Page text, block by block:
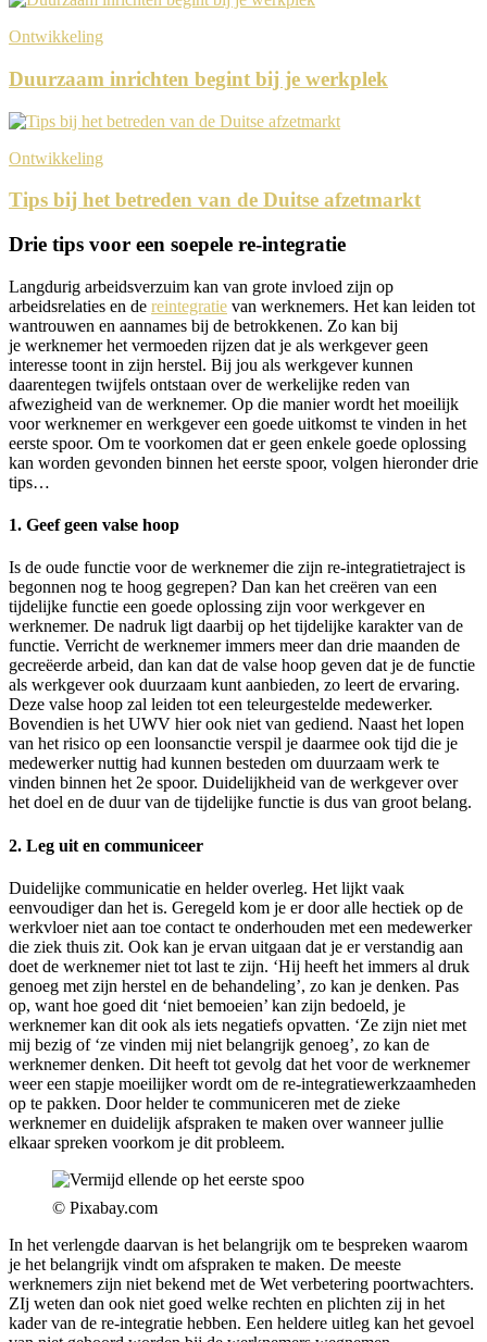
Ontwikkeling
Duurzaam inrichten begint bij je werkplek
Ontwikkeling
Tips bij het betreden van de Duitse afzetmarkt
Drie tips voor een soepele re-integratie
Langdurig arbeidsverzuim kan van grote invloed zijn op
arbeidsrelaties en de reintegratie van werknemers. Het kan leiden tot
wantrouwen en aannames bij de betrokkenen. Zo kan bij
je werknemer het vermoeden rijzen dat je als werkgever geen
interesse toont in zijn herstel. Bij jou als werkgever kunnen
daarentegen twijfels ontstaan over de werkelijke reden van
afwezigheid van de werknemer. Op die manier wordt het moeilijk
voor werknemer en werkgever een goede uitkomst te vinden in het
eerste spoor. Om te voorkomen dat er geen enkele goede oplossing
kan worden gevonden binnen het eerste spoor, volgen hieronder drie
tips…
1. Geef geen valse hoop
Is de oude functie voor de werknemer die zijn re-integratietraject is
begonnen nog te hoog gegrepen? Dan kan het creëren van een
tijdelijke functie een goede oplossing zijn voor werkgever en
werknemer. De nadruk ligt daarbij op het tijdelijke karakter van de
functie. Verricht de werknemer immers meer dan drie maanden de
gecreëerde arbeid, dan kan dat de valse hoop geven dat je de functie
als werkgever ook duurzaam kunt aanbieden, zo leert de ervaring.
Deze valse hoop zal leiden tot een teleurgestelde medewerker.
Bovendien is het UWV hier ook niet van gediend. Naast het lopen
van het risico op een loonsanctie verspil je daarmee ook tijd die je
medewerker nuttig had kunnen besteden om duurzaam werk te
vinden binnen het 2e spoor. Duidelijkheid van de werkgever over
het doel en de duur van de tijdelijke functie is dus van groot belang.
2. Leg uit en communiceer
Duidelijke communicatie en helder overleg. Het lijkt vaak
eenvoudiger dan het is. Geregeld kom je er door alle hectiek op de
werkvloer niet aan toe contact te onderhouden met een medewerker
die ziek thuis zit. Ook kan je ervan uitgaan dat je er verstandig aan
doet de werknemer niet tot last te zijn. ‘Hij heeft het immers al druk
genoeg met zijn herstel en de behandeling’, zo kan je denken. Pas
op, want hoe goed dit ‘niet bemoeien’ kan zijn bedoeld, je
werknemer kan dit ook als iets negatiefs opvatten. ‘Ze zijn niet met
mij bezig of ‘ze vinden mij niet belangrijk genoeg’, zo kan de
werknemer denken. Dit heeft tot gevolg dat het voor de werknemer
weer een stapje moeilijker wordt om de re-integratiewerkzaamheden
op te pakken. Door helder te communiceren met de zieke
werknemer en duidelijk afspraken te maken over wanneer jullie
elkaar spreken voorkom je dit probleem.
© Pixabay.com
In het verlengde daarvan is het belangrijk om te bespreken waarom
je het belangrijk vindt om afspraken te maken. De meeste
werknemers zijn niet bekend met de Wet verbetering poortwachters.
ZIj weten dan ook niet goed welke rechten en plichten zij in het
kader van de re-integratie hebben. Een heldere uitleg kan het gevoel